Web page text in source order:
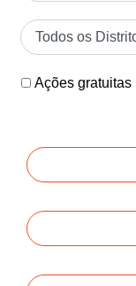
Ações gratuitas